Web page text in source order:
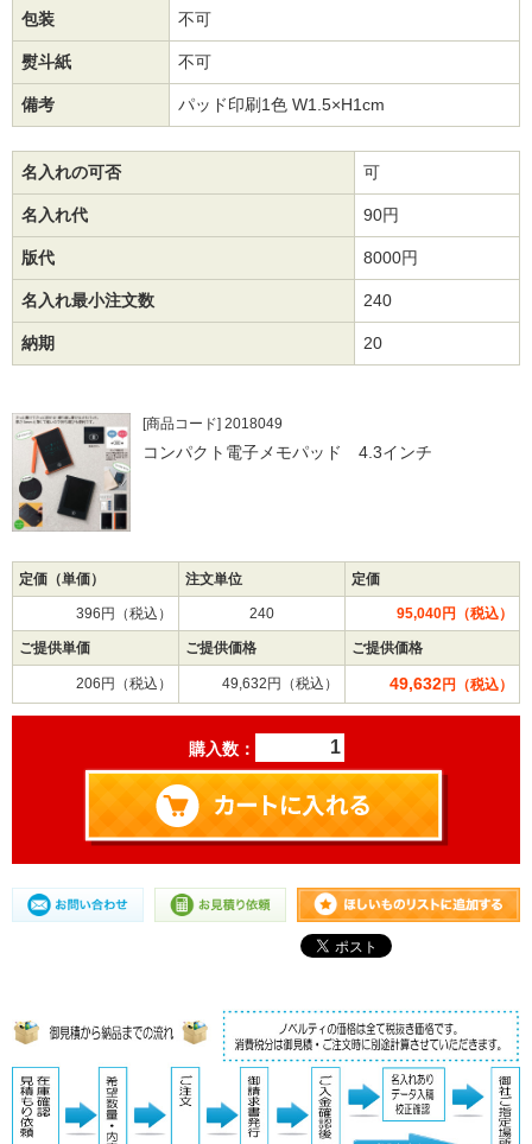
包装 不可
熨斗紙 不可
備考 パッド印刷1色 W1.5×H1cm
名入れの可否 可
名入れ代 90円
版代 8000円
名入れ最小注文数 240
納期 20
[商品コード] 2018049
コンパクト電子メモパッド 4.3インチ
定価（単価） 注文単位 定価
396円（税込） 240 95,040円（税込）
ご提供単価 ご提供価格 ご提供価格
206円（税込） 49,632円（税込） 49,632円（税込）
購入数：